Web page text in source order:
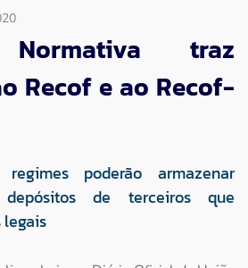
Normativa traz
Recof e ao Recof-
poderão armazenar
de terceiros que